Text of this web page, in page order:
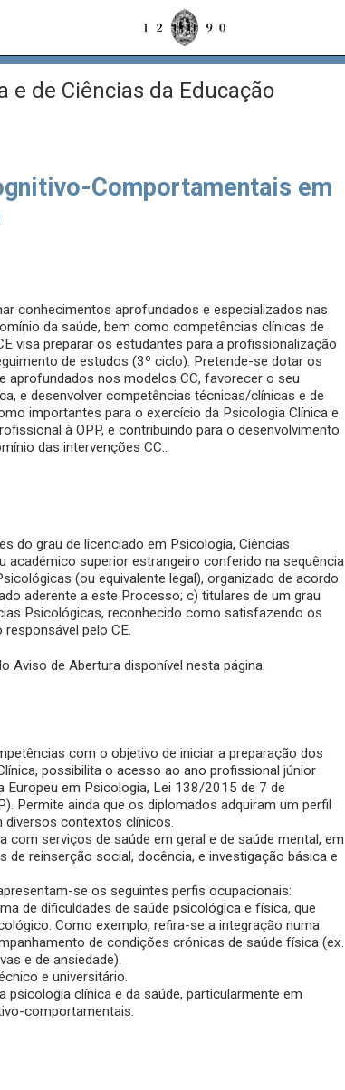
e de Ciências da Educação
Comportamentais em
conhecimentos aprofundados e especializados nas
da saúde, bem como competências clínicas de
visa preparar os estudantes para a profissionalização
de estudos (3º ciclo). Pretende-se dotar os
nos modelos CC, favorecer o seu
e desenvolver competências técnicas/clínicas e de
importantes para o exercício da Psicologia Clínica e
à OPP, e contribuindo para o desenvolvimento
das intervenções CC..
do grau de licenciado em Psicologia, Ciências
académico superior estrangeiro conferido na sequência
(ou equivalente legal), organizado de acordo
aderente a este Processo; c) titulares de um grau
Psicológicas, reconhecido como satisfazendo os
pelo CE.
Aviso de Abertura disponível nesta página.
com o objetivo de iniciar a preparação dos
possibilita o acesso ao ano profissional júnior
em Psicologia, Lei 138/2015 de 7 de
Permite ainda que os diplomados adquiram um perfil
diversos contextos clínicos.
serviços de saúde em geral e de saúde mental, em
reinserção social, docência, e investigação básica e
se os seguintes perfis ocupacionais:
de dificuldades de saúde psicológica e física, que
Como exemplo, refira-se a integração numa
de condições crónicas de saúde física (ex.
e de ansiedade).
e universitário.
clínica e da saúde, particularmente em
comportamentais.